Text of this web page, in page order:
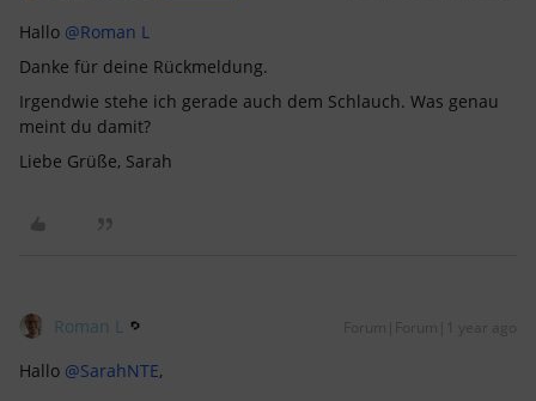
Hallo ​ @Roman L
Danke für deine Rückmeldung.
Irgendwie stehe ich gerade auch dem Schlauch. Was genau
meint du damit?
Liebe Grüße, Sarah
Roman L Forum|Forum|1 year ago
Hallo ​ @SarahNTE,